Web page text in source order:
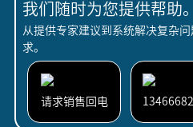
我们随时为您提供帮助。
从提供专家建议到系统解决复杂
求。
请求销售回电